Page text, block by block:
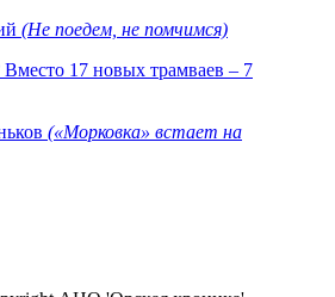
(Не поедем, не помчимся)
17 новых трамваев – 7
(«Морковка» встает на